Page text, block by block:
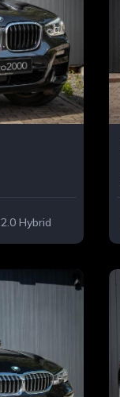
2.0 Hybrid